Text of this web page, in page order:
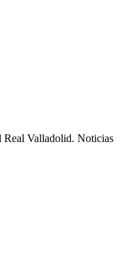
Real Valladolid. Noticias